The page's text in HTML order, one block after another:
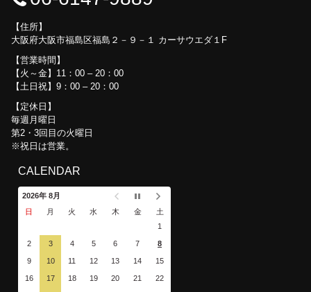
住所
大阪府大阪市福島区福島２－９－１ カーサウエダ１F
営業時間
【火～金】11：00 – 20：00
【土日祝】9：00 – 20：00
定休日
毎週月曜日
第2・3回目の火曜日
※祝日は営業。
CALENDAR
2026年 8月
日
月 火 水 木 金
土
1
2 3 4 5 6 7 8
9 10 11 12 13 14 15
16 17 18 19 20 21 22